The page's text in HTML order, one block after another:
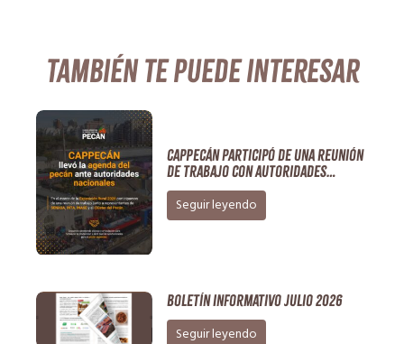
También te puede interesar
CAPPECÁN participó de una reunión
de trabajo con autoridades
nacionales en el marco de la
Exposición Rural 2026
Seguir leyendo
Boletín Informativo Julio 2026
Seguir leyendo